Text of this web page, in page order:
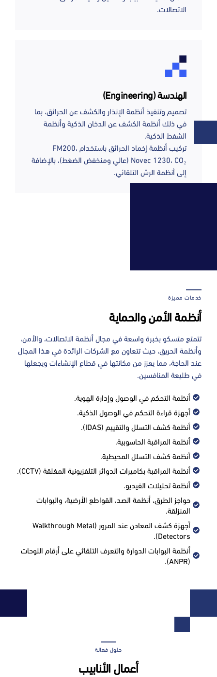
الاتصالات.
الهندسة (Engineering)
تصميم وتنفيذ أنظمة الإنذار والكشف عن الحرائق، بما
في ذلك أنظمة الكشف عن الدخان الذكية وأنظمة
الشفط الذكية.
تركيب أنظمة إخماد الحرائق باستخدام FM200،
Novec 1230، CO₂ (عالي ومنخفض الضغط)، بالإضافة
إلى أنظمة الرش التلقائي.
خدمات مميزة
أنظمة الأمن والحماية
تتمتع متسكو بخبرة واسعة في مجال أنظمة الاتصالات، والأمن،
وأنظمة الحريق، حيث تتعاون مع الشركات الرائدة في هذا المجال
عند الحاجة، مما يعزز من مكانتها في قطاع الإنشاءات ويجعلها
في طليعة المنافسين.
أنظمة التحكم في الوصول وإدارة الهوية.
أجهزة قراءة التحكم في الوصول الذكية.
أنظمة كشف التسلل والتقييم (IDAS).
أنظمة المراقبة الحاسوبية.
أنظمة كشف التسلل المحيطية.
أنظمة المراقبة بكاميرات الدوائر التلفزيونية المغلقة (CCTV).
أنظمة تحليلات الفيديو.
حواجز الطرق، أنظمة الصد، القواطع الأرضية، والبوابات
المنزلقة.
أجهزة كشف المعادن عند المرور (Walkthrough Metal
Detectors).
أنظمة البوابات الدوارة والتعرف التلقائي على أرقام اللوحات
(ANPR).
حلول فعالة
أعمال الأنابيب